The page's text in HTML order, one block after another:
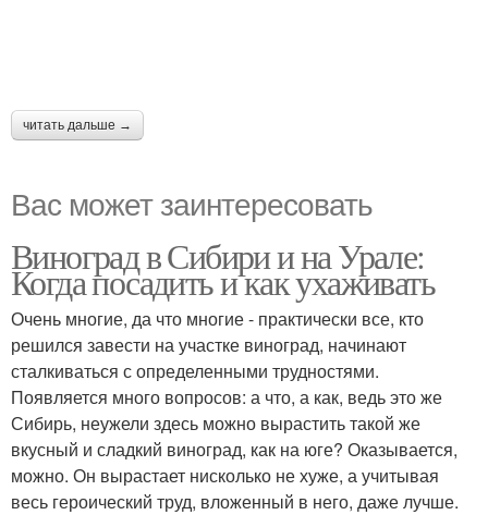
читать дальше →
Вас может заинтересовать
Виноград в Сибири и на Урале:
Когда посадить и как ухаживать
Очень многие, да что многие - практически все, кто
решился завести на участке виноград, начинают
сталкиваться с определенными трудностями.
Появляется много вопросов: а что, а как, ведь это же
Сибирь, неужели здесь можно вырастить такой же
вкусный и сладкий виноград, как на юге? Оказывается,
можно. Он вырастает нисколько не хуже, а учитывая
весь героический труд, вложенный в него, даже лучше.